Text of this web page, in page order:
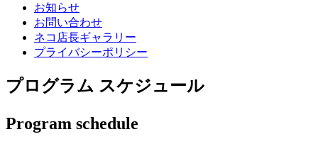
お知らせ
お問い合わせ
ネコ店長ギャラリー
プライバシーポリシー
プログラム スケジュール
Program schedule